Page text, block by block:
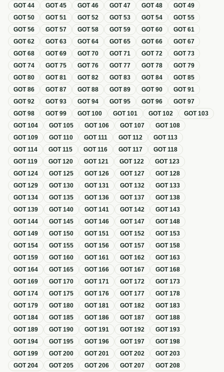
GOT44 GOT45 GOT46 GOT47 GOT48 GOT49
GOT50 GOT51 GOT52 GOT53 GOT54 GOT55
GOT56 GOT57 GOT58 GOT59 GOT60 GOT61
GOT62 GOT63 GOT64 GOT65 GOT66 GOT67
GOT68 GOT69 GOT70 GOT71 GOT72 GOT73
GOT74 GOT75 GOT76 GOT77 GOT78 GOT79
GOT80 GOT81 GOT82 GOT83 GOT84 GOT85
GOT86 GOT87 GOT88 GOT89 GOT90 GOT91
GOT92 GOT93 GOT94 GOT95 GOT96 GOT97
GOT98 GOT99 GOT100 GOT101 GOT102 GOT103
GOT104 GOT105 GOT106 GOT107 GOT108
GOT109 GOT110 GOT111 GOT112 GOT113
GOT114 GOT115 GOT116 GOT117 GOT118
GOT119 GOT120 GOT121 GOT122 GOT123
GOT124 GOT125 GOT126 GOT127 GOT128
GOT129 GOT130 GOT131 GOT132 GOT133
GOT134 GOT135 GOT136 GOT137 GOT138
GOT139 GOT140 GOT141 GOT142 GOT143
GOT144 GOT145 GOT146 GOT147 GOT148
GOT149 GOT150 GOT151 GOT152 GOT153
GOT154 GOT155 GOT156 GOT157 GOT158
GOT159 GOT160 GOT161 GOT162 GOT163
GOT164 GOT165 GOT166 GOT167 GOT168
GOT169 GOT170 GOT171 GOT172 GOT173
GOT174 GOT175 GOT176 GOT177 GOT178
GOT179 GOT180 GOT181 GOT182 GOT183
GOT184 GOT185 GOT186 GOT187 GOT188
GOT189 GOT190 GOT191 GOT192 GOT193
GOT194 GOT195 GOT196 GOT197 GOT198
GOT199 GOT200 GOT201 GOT202 GOT203
GOT204 GOT205 GOT206 GOT207 GOT208